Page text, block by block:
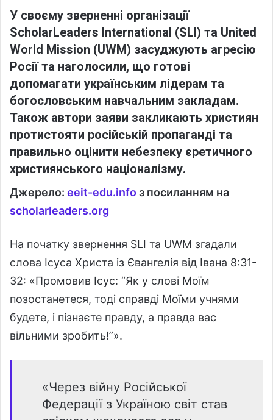
У своєму зверненні організації
ScholarLeaders International (SLI) та United
World Mission (UWM) засуджують агресію
Росії та наголосили, що готові
допомагати українським лідерам та
богословським навчальним закладам.
Також автори заяви закликають християн
протистояти російській пропаганді та
правильно оцінити небезпеку єретичного
християнського націоналізму.
Джерело: eeit-edu.infoз посиланням на
scholarleaders.org
На початку звернення SLI та UWM згадали
слова Ісуса Христа із Євангелія від Івана 8:31-
32: «Промовив Ісус: “Як у слові Моїм
позостанетеся, тоді справді Моїми учнями
будете, і пізнаєте правду, а правда вас
вільними зробить!”».
«Через війну Російської
Федерації з Україною світ став